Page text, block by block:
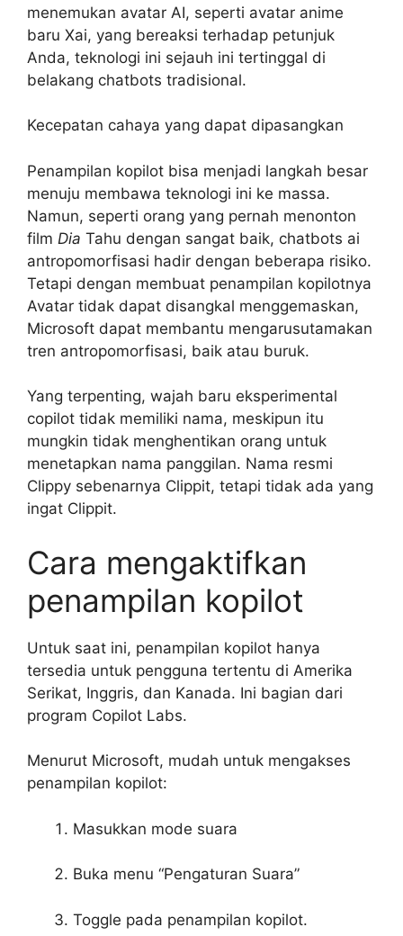
menemukan avatar AI, seperti avatar anime
baru Xai, yang bereaksi terhadap petunjuk
Anda, teknologi ini sejauh ini tertinggal di
belakang chatbots tradisional.
Kecepatan cahaya yang dapat dipasangkan
Penampilan kopilot bisa menjadi langkah besar
menuju membawa teknologi ini ke massa.
Namun, seperti orang yang pernah menonton
film Dia Tahu dengan sangat baik, chatbots ai
antropomorfisasi hadir dengan beberapa risiko.
Tetapi dengan membuat penampilan kopilotnya
Avatar tidak dapat disangkal menggemaskan,
Microsoft dapat membantu mengarusutamakan
tren antropomorfisasi, baik atau buruk.
Yang terpenting, wajah baru eksperimental
copilot tidak memiliki nama, meskipun itu
mungkin tidak menghentikan orang untuk
menetapkan nama panggilan. Nama resmi
Clippy sebenarnya Clippit, tetapi tidak ada yang
ingat Clippit.
Cara mengaktifkan
penampilan kopilot
Untuk saat ini, penampilan kopilot hanya
tersedia untuk pengguna tertentu di Amerika
Serikat, Inggris, dan Kanada. Ini bagian dari
program Copilot Labs.
Menurut Microsoft, mudah untuk mengakses
penampilan kopilot:
Masukkan mode suara
Buka menu “Pengaturan Suara”
Toggle pada penampilan kopilot.